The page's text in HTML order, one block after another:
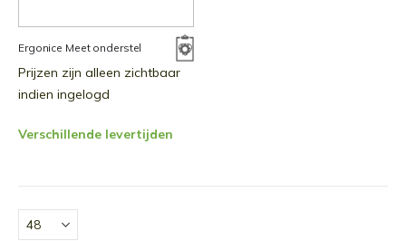
Ergonice Meet onderstel
Prijzen zijn alleen zichtbaar
indien ingelogd
Verschillende levertijden